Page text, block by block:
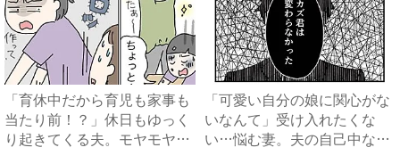
「育休中だから育児も家事も
当たり前！？」休日もゆっく
り起きてくる夫。モヤモヤが
「可愛い自分の娘に関心がな
いなんて」受け入れたくな
い…悩む妻。夫の自己中な言